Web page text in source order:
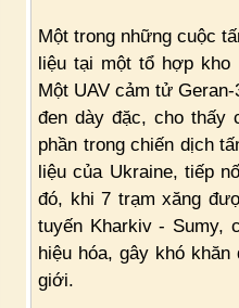
Một trong những cuộc
liệu tại một tổ hợp kho
Một UAV cảm tử
đen dày đặc, cho thấy
phần trong chiến dịch
liệu của Ukraine, tiếp
đó, khi 7 trạm xăng
tuyến Kharkiv - Sumy,
hiệu hóa, gây khó
giới.